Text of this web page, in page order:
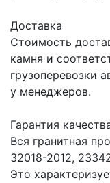
Доставка
Стоимость
камня и
грузоперевозки
у менеджеров.
Гарантия
Вся гранитная
32018-2012,
Это